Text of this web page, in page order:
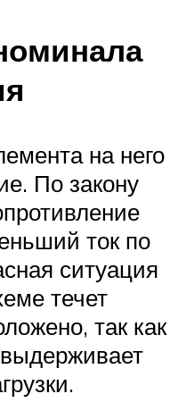
на него
По закону
ток по
ситуация
течет
так как